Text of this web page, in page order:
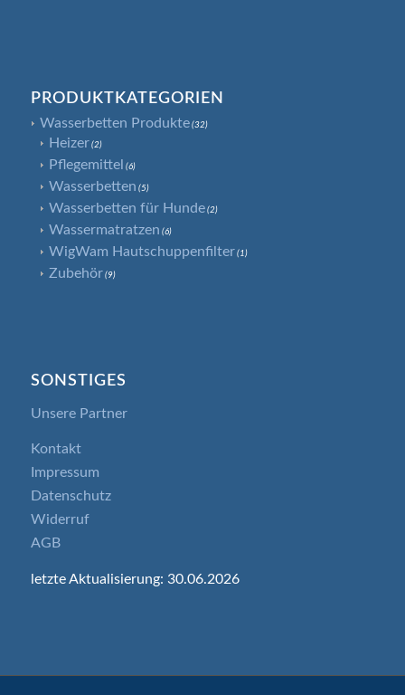
PRODUKTKATEGORIEN
Wasserbetten Produkte (32)
Heizer (2)
Pflegemittel (6)
Wasserbetten (5)
Wasserbetten für Hunde (2)
Wassermatratzen (6)
WigWam Hautschuppenfilter (1)
Zubehör (9)
SONSTIGES
Unsere Partner
Kontakt
Impressum
Datenschutz
Widerruf
AGB
letzte Aktualisierung: 30.06.2026